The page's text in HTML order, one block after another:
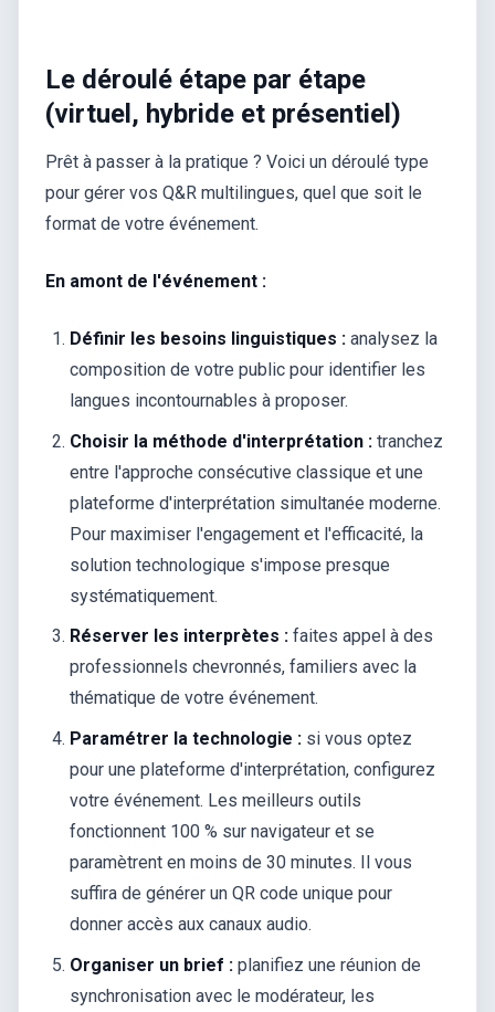
Le déroulé étape par étape
(virtuel, hybride et présentiel)
Prêt à passer à la pratique ? Voici un déroulé type
pour gérer vos Q&R multilingues, quel que soit le
format de votre événement.
En amont de l'événement :
Définir les besoins linguistiques : analysez la
composition de votre public pour identifier les
langues incontournables à proposer.
Choisir la méthode d'interprétation : tranchez
entre l'approche consécutive classique et une
plateforme d'interprétation simultanée moderne.
Pour maximiser l'engagement et l'efficacité, la
solution technologique s'impose presque
systématiquement.
Réserver les interprètes : faites appel à des
professionnels chevronnés, familiers avec la
thématique de votre événement.
Paramétrer la technologie : si vous optez
pour une plateforme d'interprétation, configurez
votre événement. Les meilleurs outils
fonctionnent 100 % sur navigateur et se
paramètrent en moins de 30 minutes. Il vous
suffira de générer un QR code unique pour
donner accès aux canaux audio.
Organiser un brief : planifiez une réunion de
synchronisation avec le modérateur, les